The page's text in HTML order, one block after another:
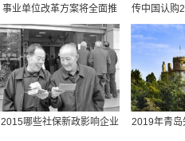
北京最低社保缴费基数,北京最低社
同城社保转移需要提供什么材料,
湖北丹江口市社保包含医疗,丹江口
保险社保报销范围,社保 报销范围
苏州园区社保转到南京,苏州市区的
交社保计什么科目,交社保的科目
事业单位改革方案将全面推
行岗位管理制度
传中国认购
协助美
2015哪些社保新政影响企业
2019年青岛